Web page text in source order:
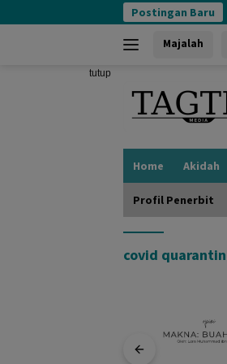
ke
Postingan Baru
Majalah
tutup
Home Akidah
Profil Penerbit
covid